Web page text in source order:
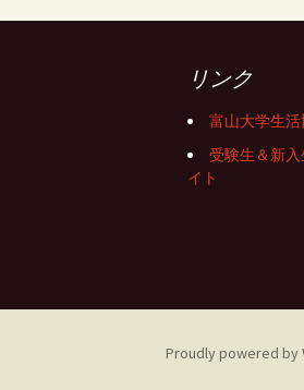
リンク
富山大学生
受験生＆新
イト
Proudly powered by